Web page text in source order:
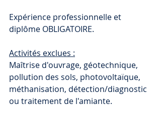
Expérience professionnelle et
diplôme OBLIGATOIRE.
Activités exclues :
Maîtrise d'ouvrage, géotechnique,
pollution des sols, photovoltaïque,
méthanisation, détection/diagnostic
ou traitement de l'amiante.